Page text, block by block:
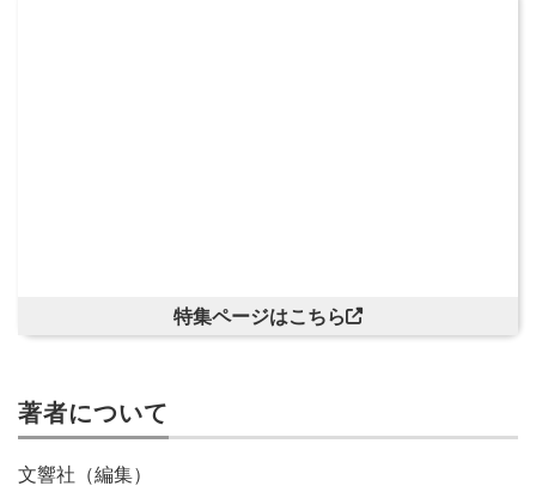
特集ページはこちら
著者について
文響社（編集）